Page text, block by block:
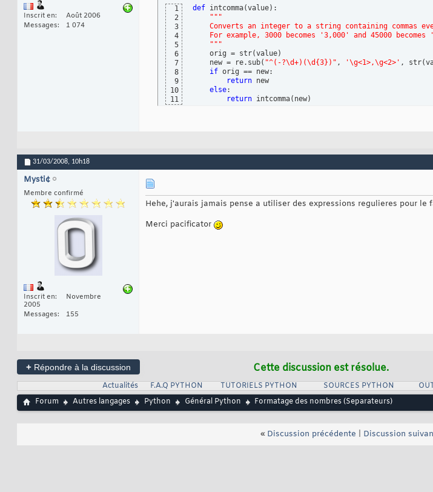
Inscrit en
Août 2006
Messages
1 074
1
2
3
4
5
6
7
8
9
10
11
def intcomma(value) :
"""
Converts an integer to a string containing commas
For example, 3000 becomes '3,000' and 45000 becomes
"""
    orig = str
(value)
    new = re.sub
( "^(-?\d+)(\d{3})" , '\g<1>,\g<2>' , str(
if orig == new:
return new
else:
return intcomma( new)
31/03/2008, 10h18
Mysti¢
Membre confirmé
Inscrit en
Novembre
2005
Messages
155
Hehe, j'aurais jamais pense a utiliser des expressions regulieres pour le
Merci pacificator
+ Répondre à la discussion Cette discussion est résolue.
Actualités F.A.Q PYTHON TUTORIELS PYTHON SOURCES PYTHON
Forum
Autres langages Python Général Python Formatage des nombres (Separateurs)
« Discussion précédente Discussion